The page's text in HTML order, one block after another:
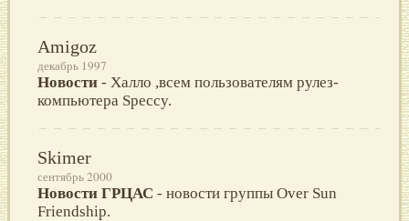
Amigoz
декабрь 1997
Новости - Халло ,всем пользователям рулез-
компьютера Speccy.
Skimer
сентябрь 2000
Новости ГРЦАС - новости группы Over Sun
Friendship.